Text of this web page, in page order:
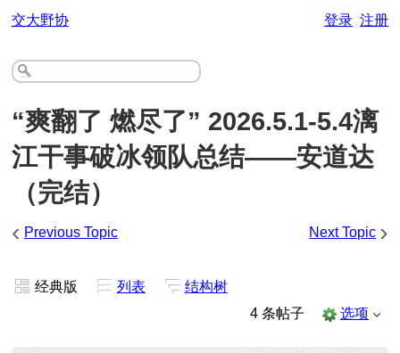
交大野协 登录 注册
“爽翻了 燃尽了” 2026.5.1-5.4漓
江干事破冰领队总结——安道达
（完结）
‹ Previous Topic Next Topic ›
经典版 列表
结构树
4 条帖子
选项